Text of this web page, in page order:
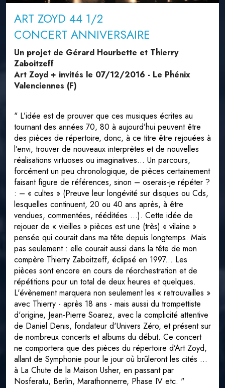
ART ZOYD 44 1/2
CONCERT ANNIVERSAIRE
Un projet de Gérard Hourbette et Thierry
Zaboitzeff
Art Zoyd + invités le 07/12/2016 - Le Phénix
Valenciennes (F)
" L’idée est de prouver que ces musiques écrites au
tournant des années 70, 80 à aujourd’hui peuvent être
des pièces de répertoire, donc, à ce titre être rejouées à
l’envi, trouver de nouveaux interprètes et de nouvelles
réalisations virtuoses ou imaginatives... Un parcours,
forcément un peu chronologique, de pièces certainement
faisant figure de références, sinon – oserais-je répéter ?
: – « cultes » (Preuve leur longévité sur disques ou Cds,
lesquelles continuent, 20 ou 40 ans après, à être
vendues, commentées, rééditées ...). Cette idée de
rejouer de « vieilles » pièces est une (très) « vilaine »
pensée qui courait dans ma tête depuis longtemps. Mais
pas seulement : elle courait aussi dans la tête de mon
compère Thierry Zaboitzeff, éclipsé en 1997... Les
pièces sont encore en cours de réorchestration et de
répétitions pour un total de deux heures et quelques.
L'évènement marquera non seulement les « retrouvailles »
avec Thierry - après 18 ans - mais aussi du trompettiste
d'origine, Jean-Pierre Soarez, avec la complicité attentive
de Daniel Denis, fondateur d'Univers Zéro, et présent sur
de nombreux concerts et albums du début. Ce concert
ne comportera que des pièces du répertoire d’Art Zoyd,
allant de Symphonie pour le jour où brûleront les cités ...
à La Chute de la Maison Usher, en passant par
Nosferatu, Berlin, Marathonnerre, Phase IV etc. "